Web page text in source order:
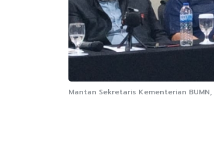
Mantan Sekretaris Kementerian